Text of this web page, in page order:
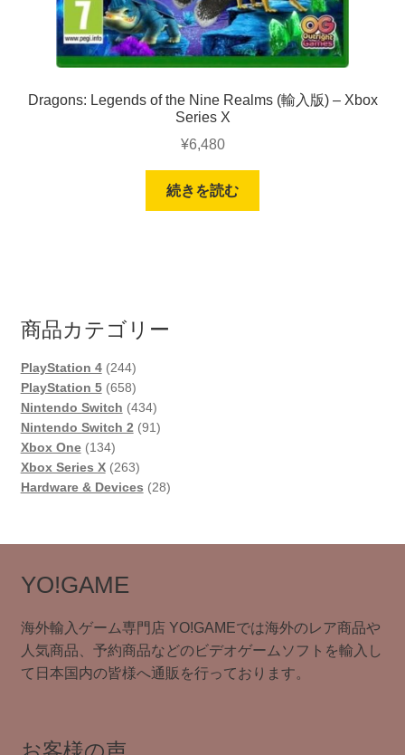
Dragons: Legends of the Nine Realms (輸入版) – Xbox
Series X
¥6,480
続きを読む
商品カテゴリー
PlayStation 4 244244
個
の
商
PlayStation 5 658658
個
の
品
Nintendo Switch 434434
個
品
Nintendo Switch 2 9191
商
Xbox One 134134
個
の
Xbox Series X 263263
個
品
Hardware & Devices 2828
商
YO!GAME
海外輸入ゲーム専門店 YO!GAMEでは海外のレア商品や
人気商品、予約商品などのビデオゲームソフトを輸入し
て日本国内の皆様へ通販を行っております。
お客様の声